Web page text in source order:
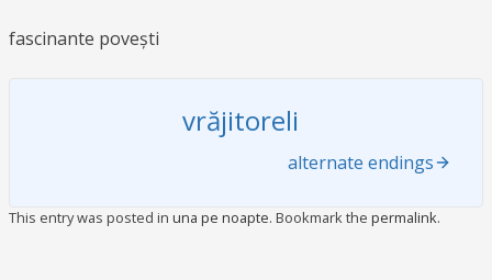
fascinante povești
vrăjitoreli
alternate endings
This entry was posted in una pe noapte. Bookmark the permalink.